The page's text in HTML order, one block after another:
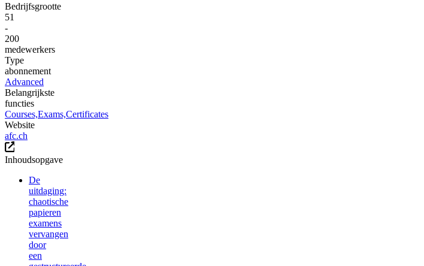
Bedrijfsgrootte
51
-
200
medewerkers
Type
abonnement
Advanced
Belangrijkste
functies
Courses,Exams,Certificates
Website
afc.ch
Inhoudsopgave
De
uitdaging:
chaotische
papieren
examens
vervangen
door
een